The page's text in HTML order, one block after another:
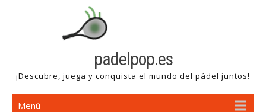
padelpop.es
¡Descubre, juega y conquista el mundo del pádel juntos!
Menú